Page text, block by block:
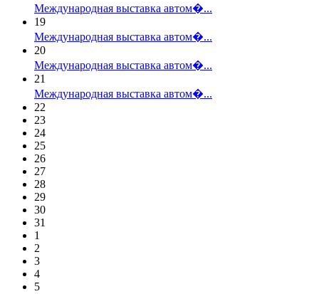
Международная выставка автом�...
19
Международная выставка автом�...
20
Международная выставка автом�...
21
Международная выставка автом�...
22
23
24
25
26
27
28
29
30
31
1
2
3
4
5